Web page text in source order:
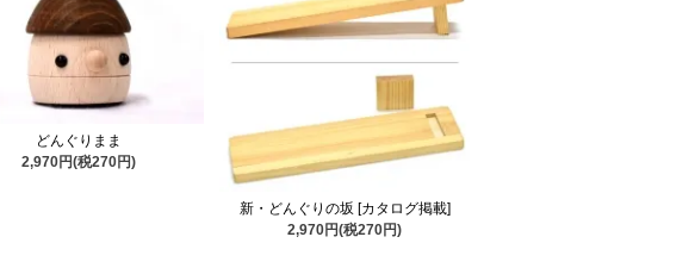
どんぐりまま
2,970円(税270円)
新・どんぐりの坂 [カタログ掲載]
2,970円(税270円)